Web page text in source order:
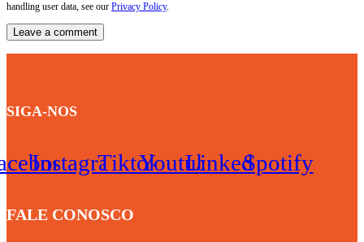
handling user data, see our Privacy Policy.
SIGA-NOS
InstagramTiktokYoutubeLinkedinSpotify
FALE CONOSCO